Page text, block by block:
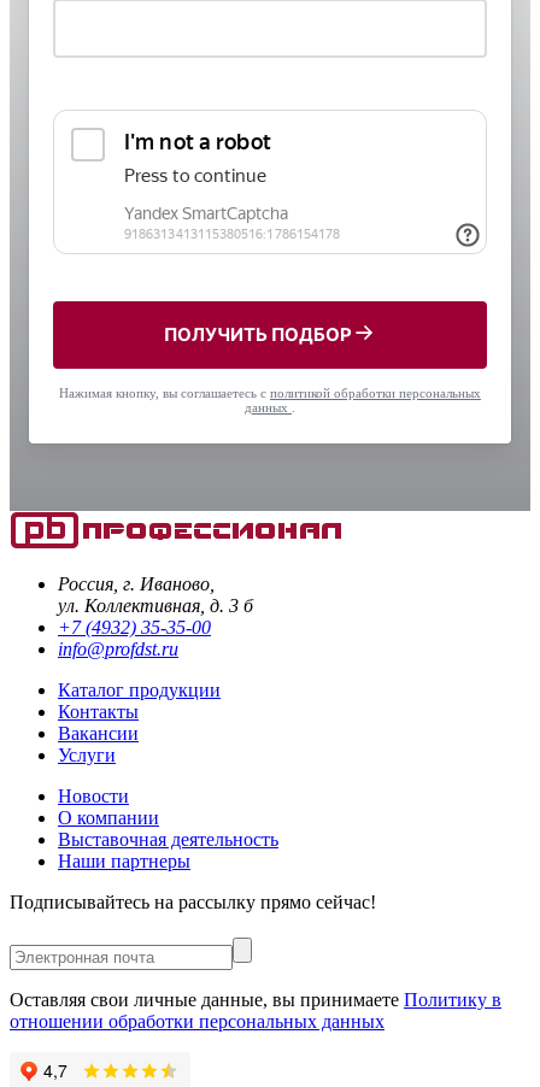
ПОЛУЧИТЬ ПОДБОР
Нажимая кнопку, вы соглашаетесь с политикой обработки персональных
данных
Россия, г. Иваново,
ул. Коллективная, д. 3 б
+7 (4932) 35-35-00
info@profdst.ru
Каталог продукции
Контакты
Вакансии
Услуги
Новости
О компании
Выставочная деятельность
Наши партнеры
Подписывайтесь на рассылку прямо сейчас!
Оставляя свои личные данные, вы принимаете Политику в
отношении обработки персональных данных